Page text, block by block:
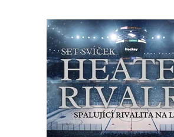
Někdy stačí jediný pohled.Jiskra, která
nebezpečně přitažlivého.A to už se nedá
najdete: 🔥 – pět svíček inspirovaných